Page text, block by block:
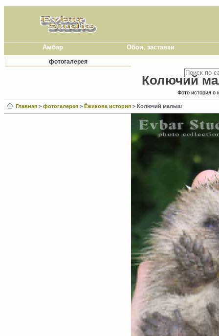
Амбар Обои, заставки
фотогалерея
Колючий
Фото история о
Главная > фотогалерея > Ёжикова история > Колючий малыш